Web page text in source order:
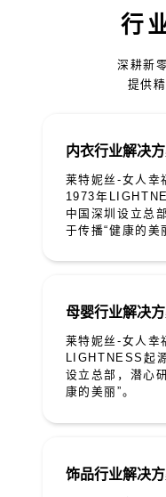
行
深耕新
提供
内衣行业解决
莱特妮丝-女人幸
1973年
中国深圳设立总
于传播“健康的美
母婴行业解决
莱特妮丝-女人幸
LIGHTNESS起
设立总部，潜心
康的美丽”。
饰品行业解决